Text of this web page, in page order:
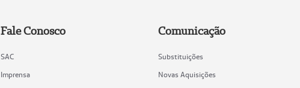
Fale Conosco
SAC
Imprensa
Comunicação
Substituições
Novas Aquisições